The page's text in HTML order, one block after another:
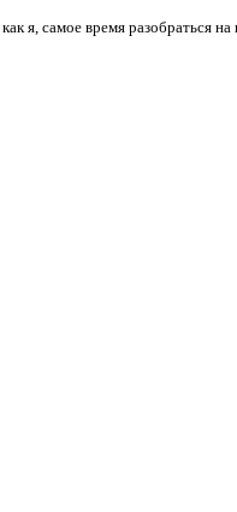
я, самое время разобраться